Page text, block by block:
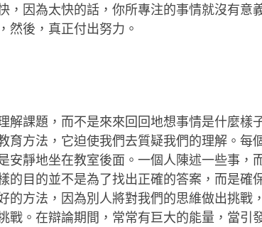
，因為太快的話，你所專注的事情就沒有意
然後，真正付出努力。
解課題，而不是來來回回地想事情是什麼樣
育方法，它迫使我們去質疑我們的理解。每
靜地坐在教室後面。一個人陳述一些事，
的目的並不是為了找出正確的答案，而是確
的方法，因為別人將對我們的思維做出挑戰
戰。在辯論期間，常常有巨大的能量，當引